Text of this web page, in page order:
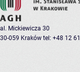
al. Mickiewicza 30
30-059 Kraków tel: +48 12